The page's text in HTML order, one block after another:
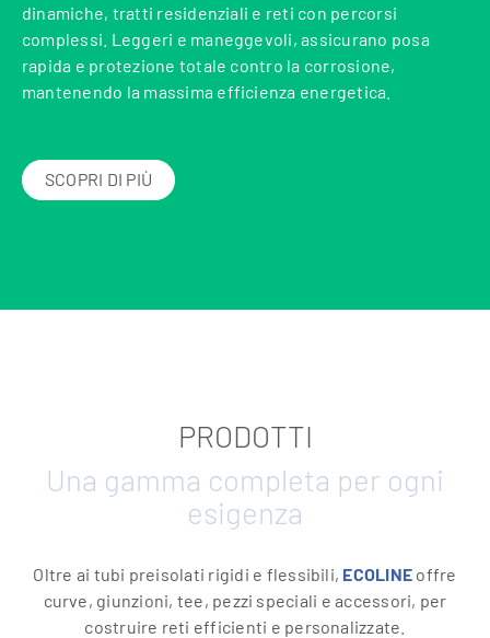
dinamiche, tratti residenziali e reti con percorsi
complessi. Leggeri e maneggevoli, assicurano posa
rapida e protezione totale contro la corrosione,
mantenendo la massima efficienza energetica.
SCOPRI DI PIÙ
PRODOTTI
Una gamma completa per ogni
esigenza
Oltre ai tubi preisolati rigidi e flessibili, ECOLINE offre
curve, giunzioni, tee, pezzi speciali e accessori, per
costruire reti efficienti e personalizzate.